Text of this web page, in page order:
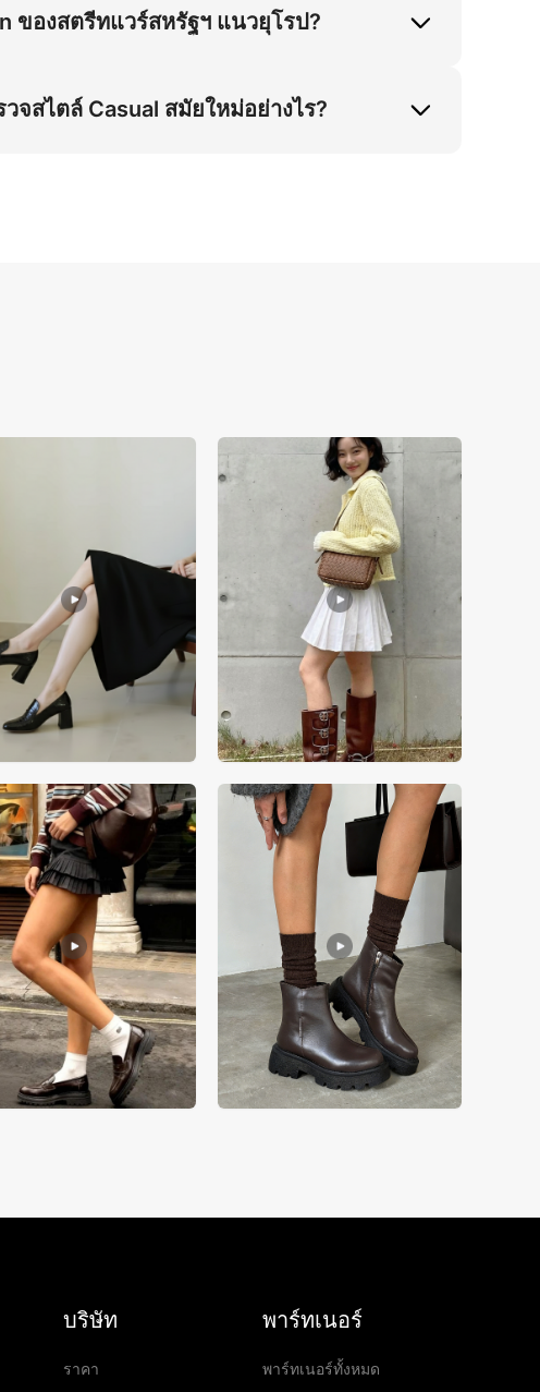
ของสตรีทแวร์สหรัฐฯ แนวยุโรป?
จสไตล์ Casual สมัยใหม่อย่างไร?
บริษัท
ราคา
พาร์ทเนอร์
พาร์ทเนอร์ทั้งหมด